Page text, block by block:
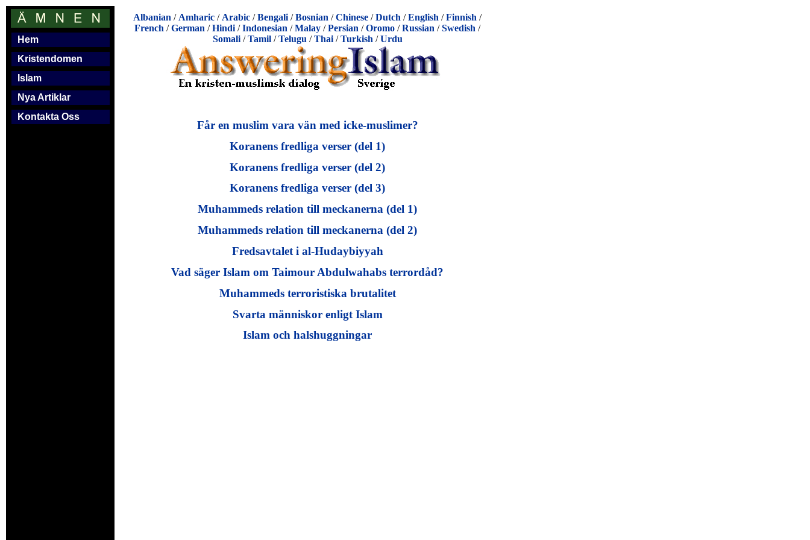
Hem
Kristendomen
Islam
Nya Artiklar
Kontakta Oss
Albanian / Amharic / Arabic /Bengali /Bosnian /Chinese /Dutch /English /Finnish /
French /German /Hindi /Indonesian /Malay /Persian /Oromo /Russian /Swedish /
Somali/Tamil/Telugu /Thai/Turkish /Urdu
Får en muslim vara vän med icke-muslimer?
Koranens fredliga verser (del 1)
Koranens fredliga verser (del 2)
Koranens fredliga verser (del 3)
Muhammeds relation till meckanerna (del 1)
Muhammeds relation till meckanerna (del 2)
Fredsavtalet i al-Hudaybiyyah
Vad säger Islam om Taimour Abdulwahabs terrordåd?
Muhammeds terroristiska brutalitet
Svarta människor enligt Islam
Islam och halshuggningar